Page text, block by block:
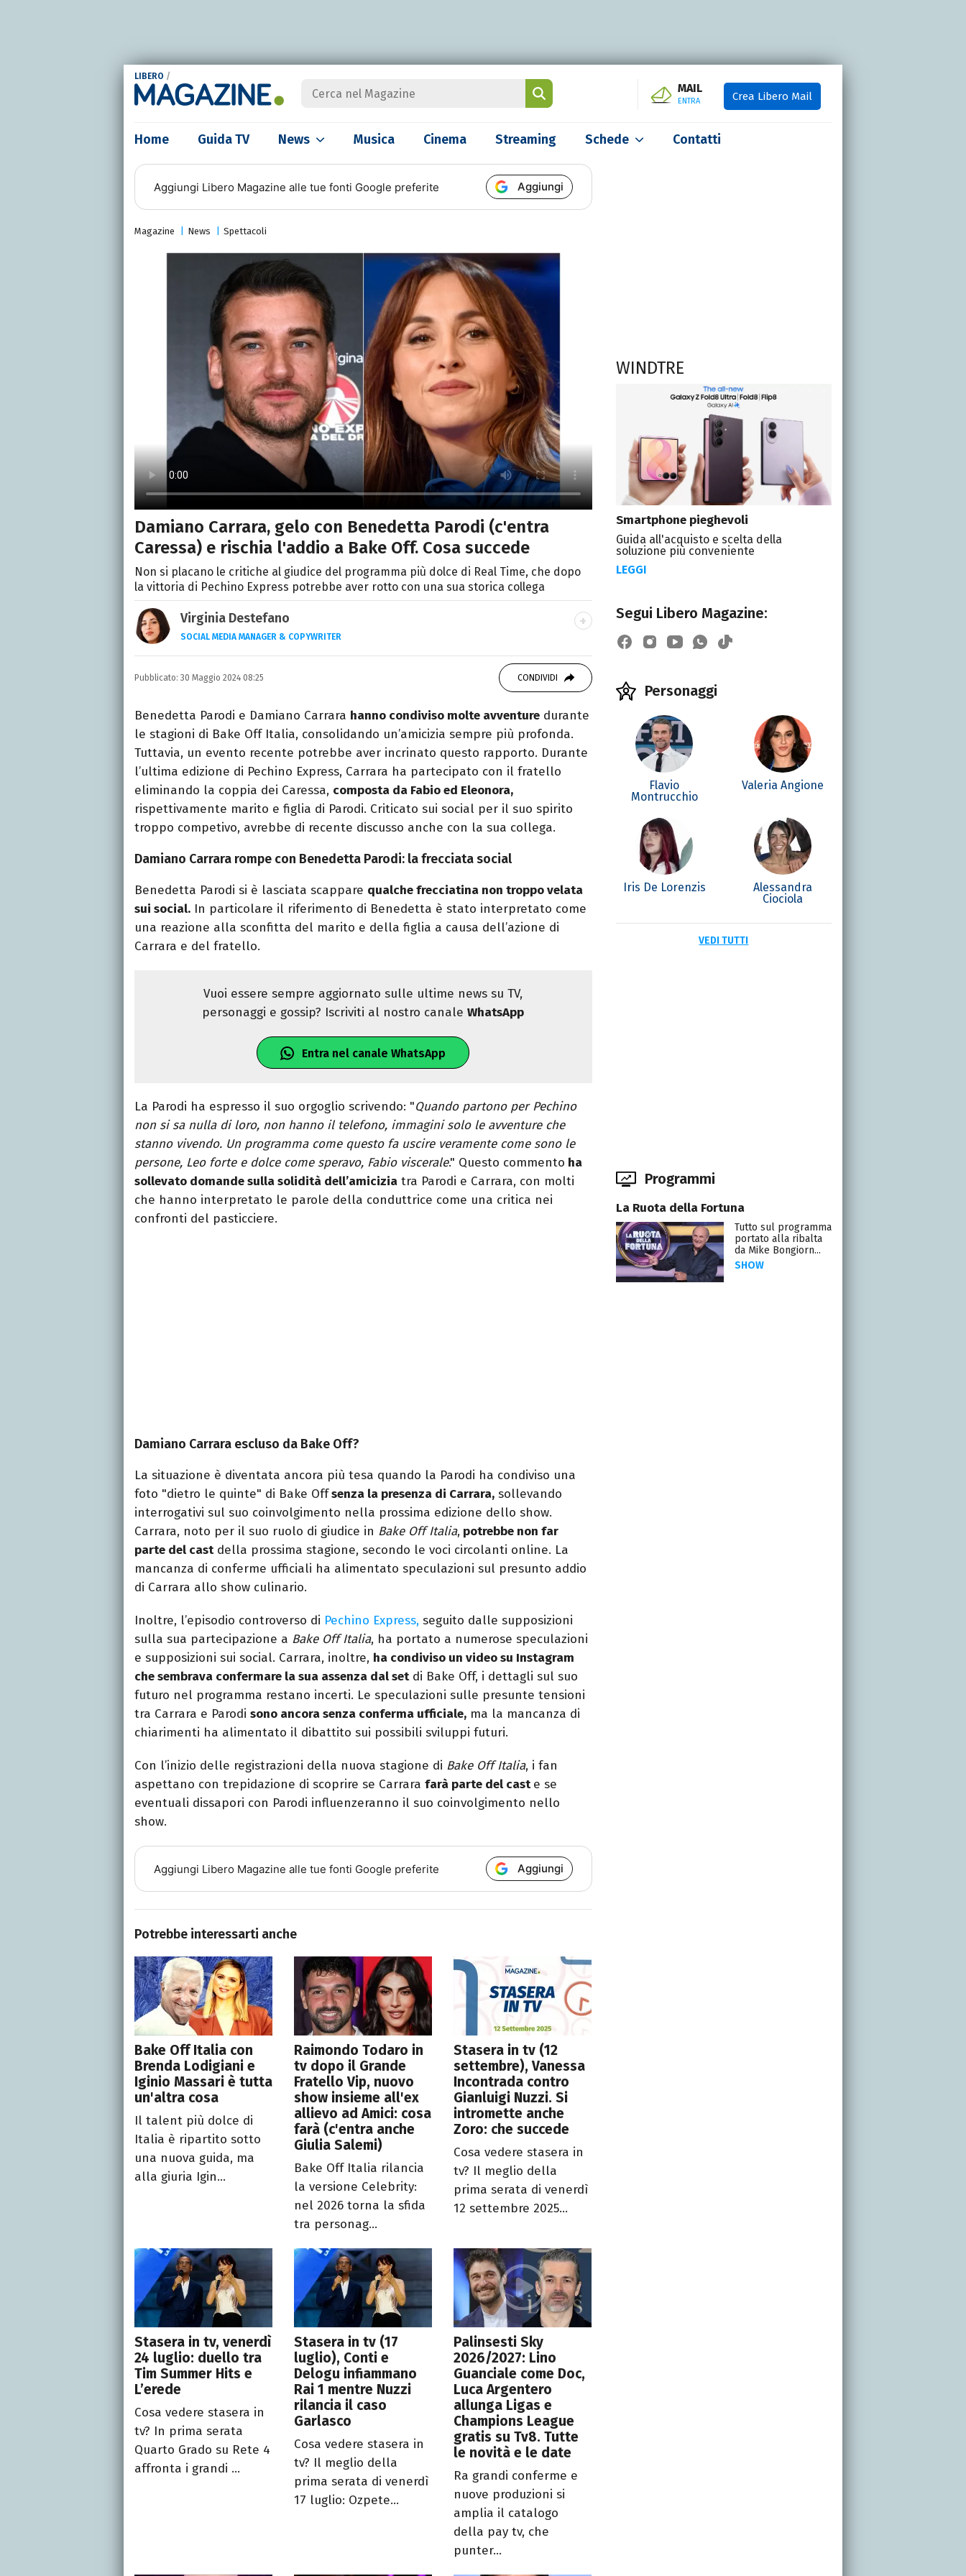
LIBERO /
MAIL
ENTRA Crea Libero Mail
Home Guida TV News Musica Cinema Streaming Schede Contatti
Aggiungi Libero Magazine alle tue fonti Google preferite Aggiungi
Magazine News Spettacoli
Damiano Carrara, gelo con Benedetta Parodi (c'entra
Caressa) e rischia l'addio a Bake Off. Cosa succede
Non si placano le critiche al giudice del programma più dolce di Real Time, che dopo
la vittoria di Pechino Express potrebbe aver rotto con una sua storica collega
Virginia Destefano
SOCIAL MEDIA MANAGER & COPYWRITER
Una passione smisurata per le serie TV. Laurea in Cinema, Televisione
e New Media, videomaking e scrittura sono il mio passatempo
Pubblicato: 30 Maggio 2024 08:25 CONDIVIDI
Benedetta Parodi e Damiano Carrara hanno condiviso molte avventure durante
le stagioni di Bake Off Italia, consolidando un’amicizia sempre più profonda.
Tuttavia, un evento recente potrebbe aver incrinato questo rapporto. Durante
l’ultima edizione di Pechino Express, Carrara ha partecipato con il fratello
eliminando la coppia dei Caressa, composta da Fabio ed Eleonora,
rispettivamente marito e figlia di Parodi. Criticato sui social per il suo spirito
troppo competivo, avrebbe di recente discusso anche con la sua collega.
Damiano Carrara rompe con Benedetta Parodi: la frecciata social
Benedetta Parodi si è lasciata scappare qualche frecciatina non troppo velata
sui social. In particolare il riferimento di Benedetta è stato interpretato come
una reazione alla sconfitta del marito e della figlia a causa dell’azione di
Carrara e del fratello.
Vuoi essere sempre aggiornato sulle ultime news su TV,
personaggi e gossip? Iscriviti al nostro canaleWhatsApp
Entra nel canale WhatsApp
La Parodi ha espresso il suo orgoglio scrivendo: "Quando partono per Pechino
non si sa nulla di loro, non hanno il telefono, immagini solo le avventure che
stanno vivendo. Un programma come questo fa uscire veramente come sono le
persone, Leo forte e dolce come speravo, Fabio viscerale." Questo commento ha
sollevato domande sulla solidità dell’amicizia tra Parodi e Carrara, con molti
che hanno interpretato le parole della conduttrice come una critica nei
confronti del pasticciere.
Damiano Carrara escluso da Bake Off?
La situazione è diventata ancora più tesa quando la Parodi ha condiviso una
foto "dietro le quinte" di Bake Offsenza la presenza di Carrara, sollevando
interrogativi sul suo coinvolgimento nella prossima edizione dello show.
Carrara, noto per il suo ruolo di giudice in Bake Off Italia, potrebbe non far
parte del castdella prossima stagione, secondo le voci circolanti online. La
mancanza di conferme ufficiali ha alimentato speculazioni sul presunto addio
di Carrara allo show culinario.
Inoltre, l’episodio controverso di Pechino Express, seguito dalle supposizioni
sulla sua partecipazione a Bake Off Italia, ha portato a numerose speculazioni
e supposizioni sui social. Carrara, inoltre, ha condiviso un video su Instagram
che sembrava confermare la sua assenza dal setdi Bake Off, i dettagli sul suo
futuro nel programma restano incerti. Le speculazioni sulle presunte tensioni
tra Carrara e Parodi sono ancora senza conferma ufficiale, ma la mancanza di
chiarimenti ha alimentato il dibattito sui possibili sviluppi futuri.
Con l’inizio delle registrazioni della nuova stagione di Bake Off Italia, i fan
aspettano con trepidazione di scoprire se Carrara farà parte del caste se
eventuali dissapori con Parodi influenzeranno il suo coinvolgimento nello
show.
Aggiungi Libero Magazine alle tue fonti Google preferite Aggiungi
Potrebbe interessarti anche
Bake Off Italia con
Brenda Lodigiani e
Iginio Massari è tutta
un'altra cosa
Il talent più dolce di
Italia è ripartito sotto
una nuova guida, ma
alla giuria Igin...
Raimondo Todaro in
tv dopo il Grande
Fratello Vip, nuovo
show insieme all'ex
allievo ad Amici: cosa
farà (c'entra anche
Giulia Salemi)
Bake Off Italia rilancia
la versione Celebrity:
nel 2026 torna la sfida
tra personag...
Stasera in tv (12
settembre), Vanessa
Incontrada contro
Gianluigi Nuzzi. Si
intromette anche
Zoro: che succede
Cosa vedere stasera in
tv? Il meglio della
prima serata di venerdì
12 settembre 2025...
Stasera in tv, venerdì
24 luglio: duello tra
Tim Summer Hits e
L’erede
Cosa vedere stasera in
tv? In prima serata
Quarto Grado su Rete 4
affronta i grandi ...
Stasera in tv (17
luglio), Conti e
Delogu infiammano
Rai 1 mentre Nuzzi
rilancia il caso
Garlasco
Cosa vedere stasera in
tv? Il meglio della
prima serata di venerdì
17 luglio: Ozpete...
Palinsesti Sky
2026/2027: Lino
Guanciale come Doc,
Luca Argentero
allunga Ligas e
Champions League
gratis su Tv8. Tutte
le novità e le date
Ra grandi conferme e
nuove produzioni si
amplia il catalogo
della pay tv, che
punter...
WINDTRE
Smartphone pieghevoli
Guida all'acquisto e scelta della
soluzione più conveniente
LEGGI
Segui Libero Magazine:
Personaggi
Flavio
Montrucchio
Valeria Angione
Iris De Lorenzis
Alessandra
Ciociola
VEDI TUTTI
Programmi
La Ruota della Fortuna
Tutto sul programma
portato alla ribalta
da Mike Bongiorn...
SHOW